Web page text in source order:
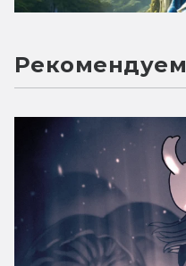
Рекомендуем